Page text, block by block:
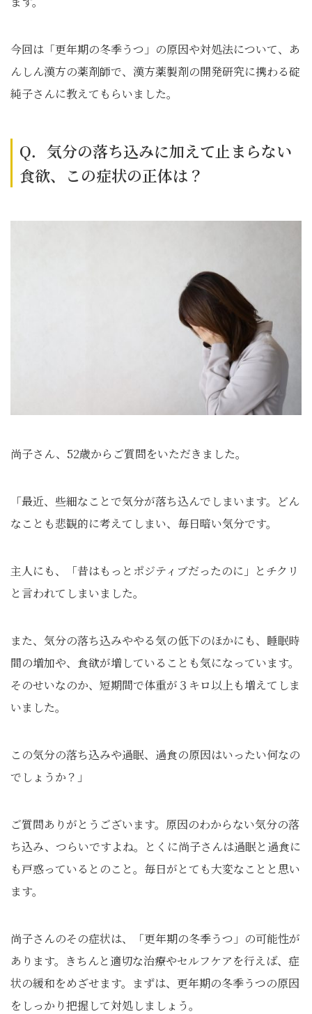
今回は「更年期の冬季うつ」の原因や対処法について、あ
んしん漢方の薬剤師で、漢方薬製剤の開発研究に携わる碇
純子さんに教えてもらいました。
Q．気分の落ち込みに加えて止まらない
食欲、この症状の正体は？
尚子さん、52歳からご質問をいただきました。
「最近、些細なことで気分が落ち込んでしまいます。どん
なことも悲観的に考えてしまい、毎日暗い気分です。
主人にも、「昔はもっとポジティブだったのに」とチクリ
と言われてしまいました。
また、気分の落ち込みややる気の低下のほかにも、睡眠時
間の増加や、食欲が増していることも気になっています。
そのせいなのか、短期間で体重が３キロ以上も増えてしま
いました。
この気分の落ち込みや過眠、過食の原因はいったい何なの
でしょうか？」
ご質問ありがとうございます。原因のわからない気分の落
ち込み、つらいですよね。とくに尚子さんは過眠と過食に
も戸惑っているとのこと。毎日がとても大変なことと思い
ます。
尚子さんのその症状は、「更年期の冬季うつ」の可能性が
あります。きちんと適切な治療やセルフケアを行えば、症
状の緩和をめざせます。まずは、更年期の冬季うつの原因
をしっかり把握して対処しましょう。